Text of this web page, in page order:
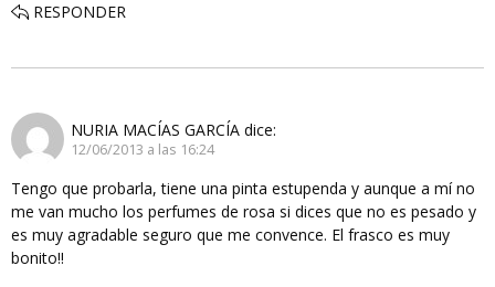
RESPONDER
NURIA MACÍAS GARCÍA dice:
12/06/2013 a las 16:24
Tengo que probarla, tiene una pinta estupenda y aunque a mí no
me van mucho los perfumes de rosa si dices que no es pesado y
es muy agradable seguro que me convence. El frasco es muy
bonito!!